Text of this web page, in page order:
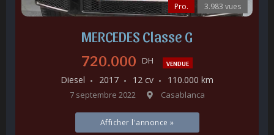
Pro. 3.983 vues
MERCEDES Classe G
720.000 DH VENDUE
Diesel 2017 12 cv 110.000 km
7 septembre 2022 Casablanca
Afficher l'annonce »